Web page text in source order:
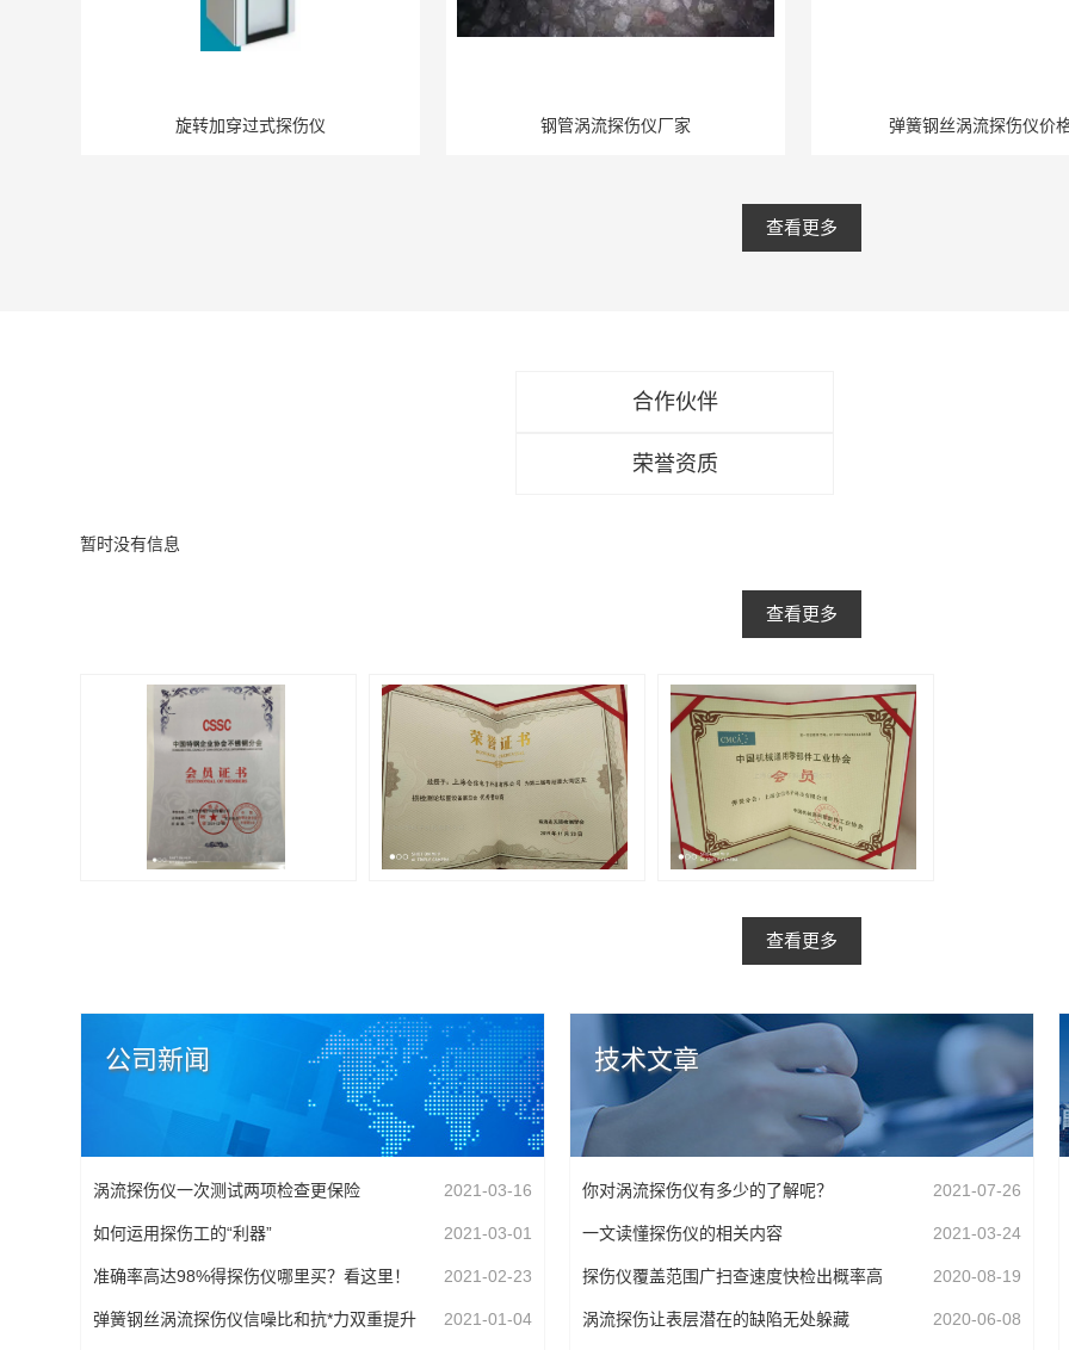
旋转加穿过式探伤仪 钢管涡流探伤仪厂家 弹簧钢丝涡流探伤仪价
查看更多
合作伙伴
荣誉资质
暂时没有信息
查看更多
查看更多
公司新闻
2021-03-16
涡流探伤仪一次测试两项检查更保险
2021-03-01
如何运用探伤工的“利器”
2021-02-23
准确率高达98%得探伤仪哪里买？看这里！
2021-01-04
弹簧钢丝涡流探伤仪信噪比和抗*力双重提升
技术文章
2021-07-26
你对涡流探伤仪有多少的了解呢？
2021-03-24
一文读懂探伤仪的相关内容
2020-08-19
探伤仪覆盖范围广扫查速度快检出概率高
2020-06-08
涡流探伤让表层潜在的缺陷无处躲藏